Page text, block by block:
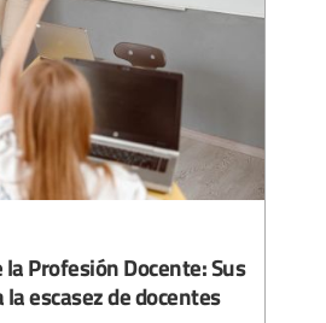
Profesión Docente: Sus
escasez de docentes